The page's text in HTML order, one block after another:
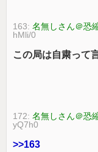
163:名無しさん＠恐
hMli/0
この局は自粛って
172:名無しさん＠恐
yQ7h0
>>163